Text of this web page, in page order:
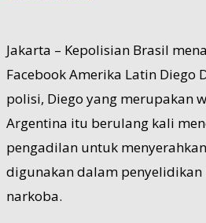
Jakarta – Kepolisian Brasil
Facebook Amerika Latin Diego
polisi, Diego yang merupakan
Argentina itu berulang kali
pengadilan untuk
digunakan dalam penyelidikan
narkoba.